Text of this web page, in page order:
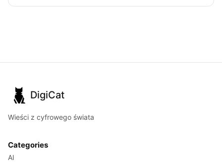
DigiCat
Wieści z cyfrowego świata
Categories
AI